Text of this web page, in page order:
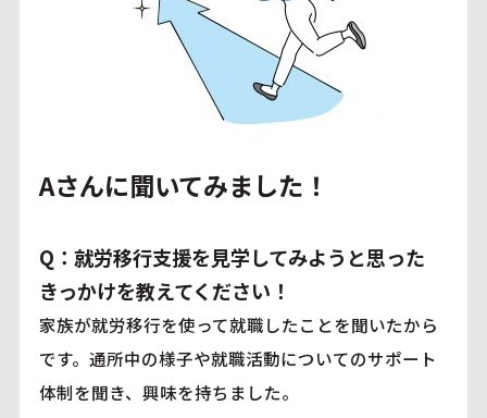
Aさんに聞いてみました！
Q：就労移行支援を見学してみようと思った
きっかけを教えてください！
家族が就労移行を使って就職したことを聞いたから
です。通所中の様子や就職活動についてのサポート
体制を聞き、興味を持ちました。